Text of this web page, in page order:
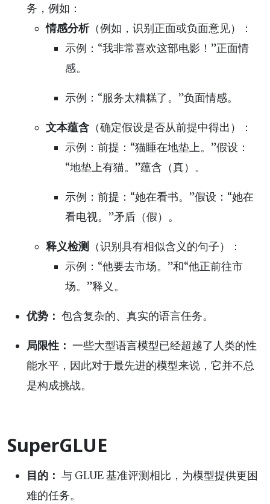
务，例如：
情感分析（例如，识别正面或负面意见）：
示例：“我非常喜欢这部电影！”正面情
感。
示例：“服务太糟糕了。”负面情感。
文本蕴含 （确定假设是否从前提中得出）：
示例：前提：“猫睡在地垫上。”假设：
“地垫上有猫。”蕴含（真）。
示例：前提：“她在看书。”假设：“她在
看电视。”矛盾（假）。
释义检测
（识别具有相似含义的句子）：
示例：“他要去市场。”和“他正前往市
场。”释义。
优势： 包含复杂的、真实的语言任务。
局限性： 一些大型语言模型已经超越了人类的性
能水平，因此对于最先进的模型来说，它并不总
是构成挑战。
SuperGLUE
目的： 与 GLUE 基准评测相比，为模型提供更困
难的任务。